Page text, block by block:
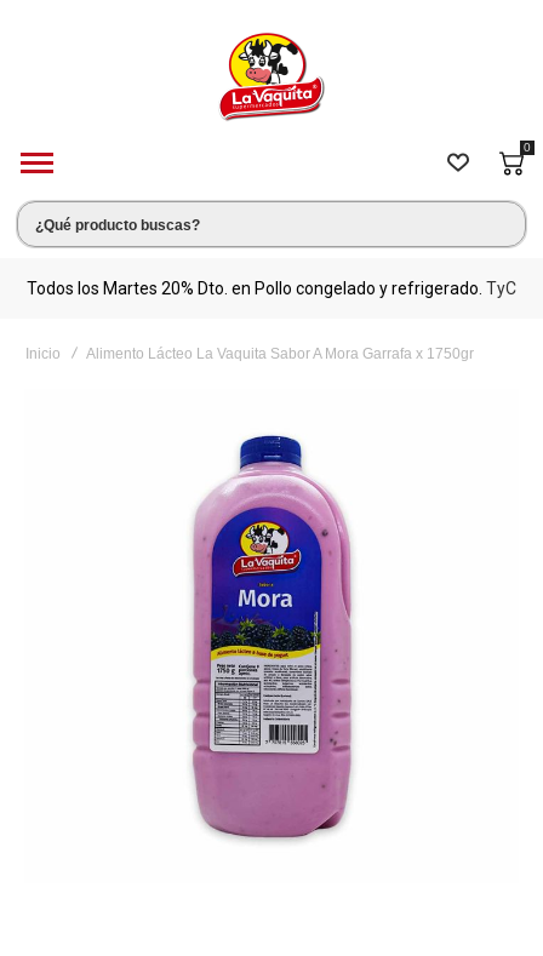
0
Todos los Martes 20% Dto. en Pollo congelado y refrigerado. TyC
Inicio Alimento Lácteo La Vaquita Sabor A Mora Garrafa x 1750gr